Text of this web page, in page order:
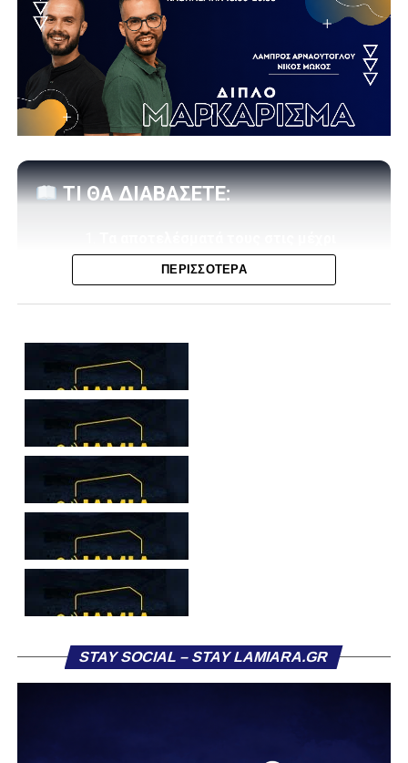
ΤΙ ΘΑ ΔΙΑΒΑΣΕΤΕ:
στιγμής «εμβόλιμες» της σεζόν
Η βαθμολογία (4 αγώνες)
Ο Παναθηναϊκός και ο ΠΑΟΚ μετρούν το απόλυτο όταν
αγωνίζονται μεσοβδόμαδα για την Stoiximan Super
League, η ΑΕΚ άφησε βαθμούς μόνο στις Σέρρες, ο
Ολυμπιακός κέρδισε τα μισά του αντίστοιχα παιχνίδια, ο
Αρης κανένα και η Λαμία γνώρισε μόνο μία ήττα.
Με την 3η αγωνιστική τωνPlay Off
(3/4) η δράση στηStoiximan Super League
όπου
Παναθηναϊκός ,
υποδεχθούν
Ετσι θα έχουμε την πρώτη «σφήνα» στο μίνι πρωτάθλημα
σεζόν οι ομάδες του group θα παίξουν μεσοβδόμαδα,
χωρίς πάντως αυτό να σημαίνει πως στις προηγούμενες
ΠΕΡΙΣΣΌΤΕΡΑ
STAY SOCIAL – STAY LAMIARA.GR